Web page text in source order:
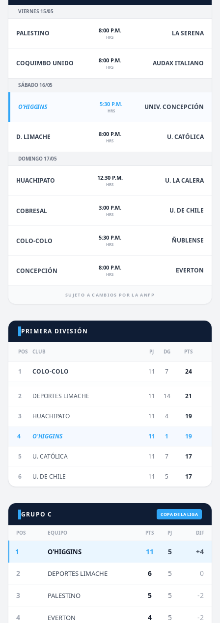
VIERNES 15/05
PALESTINO 8:00 P.M.
HRS LA SERENA
COQUIMBO UNIDO 8:00 P.M.
HRS AUDAX ITALIANO
SÁBADO 16/05
O'HIGGINS 5:30 P.M.
HRS UNIV. CONCEPCIÓN
D. LIMACHE 8:00 P.M.
HRS U. CATÓLICA
DOMINGO 17/05
HUACHIPATO 12:30 P.M.
HRS U. LA CALERA
COBRESAL 3:00 P.M.
HRS U. DE CHILE
COLO-COLO 5:30 P.M.
HRS ÑUBLENSE
CONCEPCIÓN 8:00 P.M.
HRS EVERTON
SUJETO A CAMBIOS POR LA ANFP
PRIMERA DIVISIÓN
POS CLUB PJ DG PTS
1 COLO-COLO 11 7 24
2 DEPORTES LIMACHE 11 14 21
3 HUACHIPATO 11 4 19
4 O'HIGGINS 11 1 19
5 U. CATÓLICA 11 7 17
6 U. DE CHILE 11 5 17
GRUPO C COPA DE LA LIGA
POS EQUIPO PTS PJ DIF
1 O'HIGGINS 11 5 +4
2 DEPORTES LIMACHE 6 5 0
3 PALESTINO 5 5 -2
4 EVERTON 4 5 -2